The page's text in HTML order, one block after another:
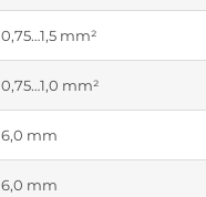
0,75…1,5 mm²
0,75…1,0 mm²
6,0 mm
6,0 mm